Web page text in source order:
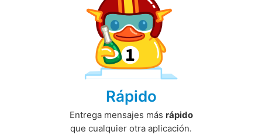
Rápido
Entrega mensajes más rápido
que cualquier otra aplicación.